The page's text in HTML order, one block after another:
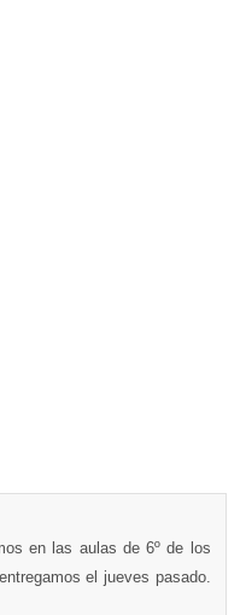
en las aulas de 6º de los
el jueves pasado.